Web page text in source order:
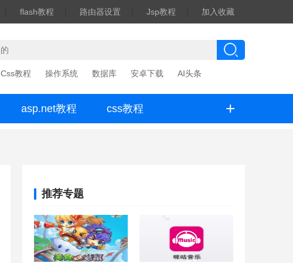
flash教程 路由器设置 Jsp教程 加入收藏
Css教程 操作系统 数据库 安卓下载 AI头条
asp.net教程 css教程 +
推荐专题